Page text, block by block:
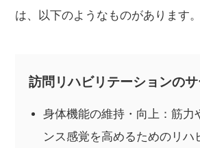
は、以下のようなものがあります。
訪問リハビリテーションの
身体機能の維持・向上：筋力
ンス感覚を高めるためのリハ